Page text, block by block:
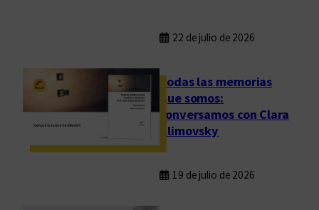
22 de julio de 2026
Todas las memorias
que somos:
conversamos con Clara
Klimovsky
19 de julio de 2026